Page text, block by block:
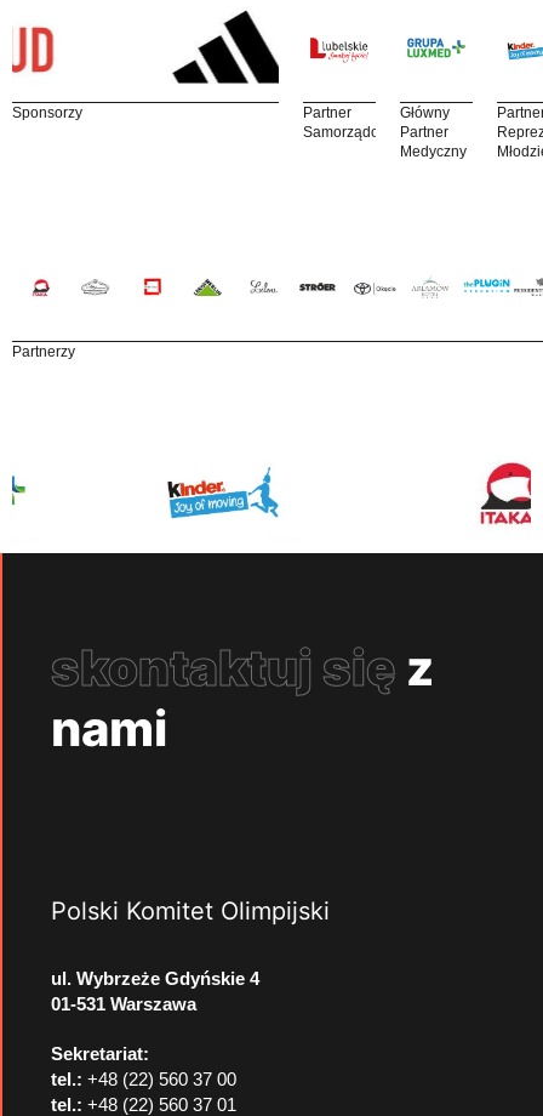
Sponsorzy
Partner
Samorządowy
Główny
Partner
Medyczny
Partnerzy
skontaktuj się z
nami
Polski Komitet Olimpijski
ul. Wybrzeże Gdyńskie 4
01-531 Warszawa
Sekretariat:
tel.: +48 (22) 560 37 00
tel.: +48 (22) 560 37 01